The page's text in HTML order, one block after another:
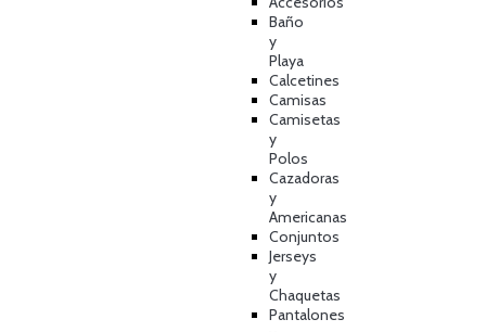
Baño
y
Playa
Calcetines
Camisas
Camisetas
y
Polos
Cazadoras
y
Americanas
Conjuntos
Jerseys
y
Chaquetas
Pantalones